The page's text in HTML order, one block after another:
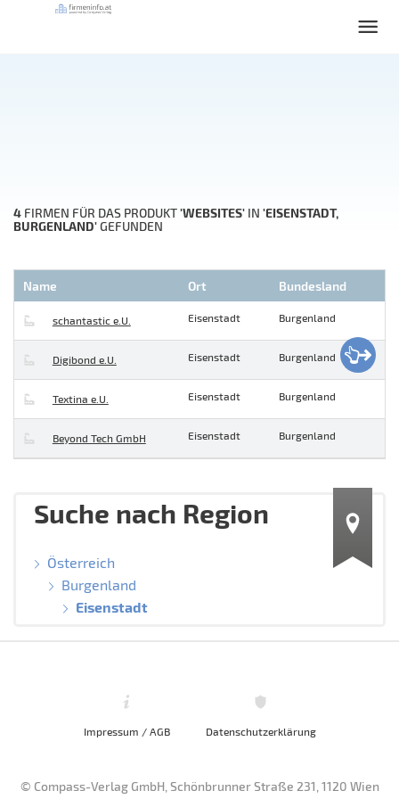
4 FIRMEN FÜR DAS PRODUKT'WEBSITES' IN 'EISENSTADT,
BURGENLAND'GEFUNDEN
Name Ort Bundesland
schantastic e.U. Eisenstadt Burgenland
Digibond e.U. Eisenstadt Burgenland
Textina e.U. Eisenstadt Burgenland
Beyond Tech GmbH Eisenstadt Burgenland
Suche nach Region
Österreich
Burgenland
Eisenstadt
Impressum / AGB Datenschutzerklärung
© Compass-Verlag GmbH, Schönbrunner Straße 231, 1120 Wien